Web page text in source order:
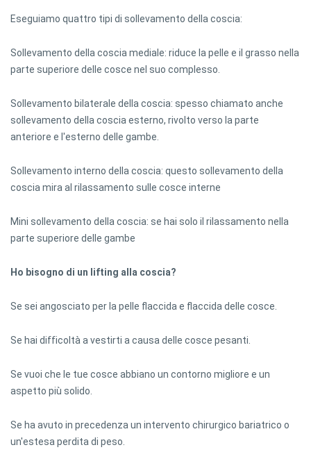
Eseguiamo quattro tipi di sollevamento della coscia:
Sollevamento della coscia mediale: riduce la pelle e il grasso nella
parte superiore delle cosce nel suo complesso.
Sollevamento bilaterale della coscia: spesso chiamato anche
sollevamento della coscia esterno, rivolto verso la parte
anteriore e l'esterno delle gambe.
Sollevamento interno della coscia: questo sollevamento della
coscia mira al rilassamento sulle cosce interne
Mini sollevamento della coscia: se hai solo il rilassamento nella
parte superiore delle gambe
Ho bisogno di un lifting alla coscia?
Se sei angosciato per la pelle flaccida e flaccida delle cosce.
Se hai difficoltà a vestirti a causa delle cosce pesanti.
Se vuoi che le tue cosce abbiano un contorno migliore e un
aspetto più solido.
Se ha avuto in precedenza un intervento chirurgico bariatrico o
un'estesa perdita di peso.